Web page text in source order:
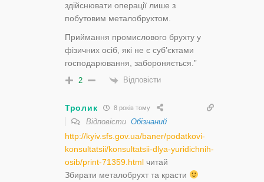
здійснювати операції лише з
побутовим металобрухтом.
Приймання промислового брухту у
фізичних осіб, які не є суб’єктами
господарювання, забороняється.”
2 Відповісти
Тролик 8 років тому
Відповісти Обізнаний
http://kyiv.sfs.gov.ua/baner/podatkovi-
konsultatsii/konsultatsii-dlya-yuridichnih-
osib/print-71359.html читай
Збирати металобрухт та красти